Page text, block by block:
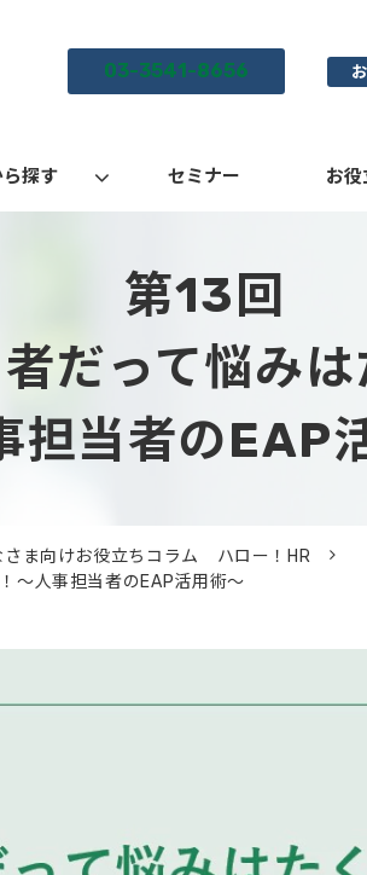
03-3541-8656
探す セミナー お役
第13回
だって悩みは
担当者のEAP
さま向けお役立ちコラム ハロー！HR
～人事担当者のEAP活用術～